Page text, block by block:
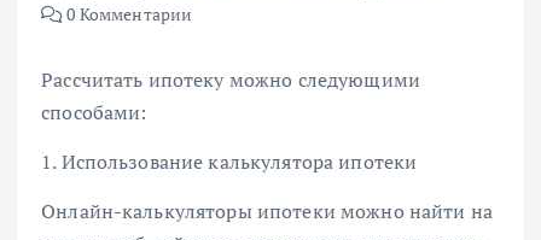
0 Комментарии
Рассчитать ипотеку можно следующими
способами:
1. Использование калькулятора ипотеки
Онлайн-калькуляторы ипотеки можно найти на